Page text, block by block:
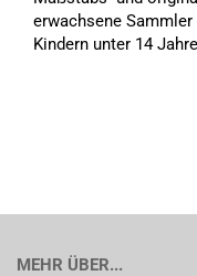
erwachsene
Kindern unter 14
MEHR ÜBER...